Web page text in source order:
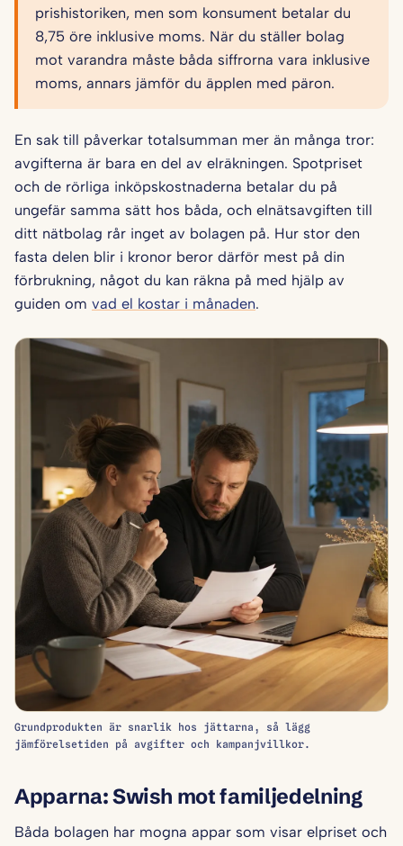
prishistoriken, men som konsument betalar du
8,75 öre inklusive moms. När du ställer bolag
mot varandra måste båda siffrorna vara inklusive
moms, annars jämför du äpplen med päron.
En sak till påverkar totalsumman mer än många tror:
avgifterna är bara en del av elräkningen. Spotpriset
och de rörliga inköpskostnaderna betalar du på
ungefär samma sätt hos båda, och elnätsavgiften till
ditt nätbolag rår inget av bolagen på. Hur stor den
fasta delen blir i kronor beror därför mest på din
förbrukning, något du kan räkna på med hjälp av
guiden om vad el kostar i månaden.
Grundprodukten är snarlik hos jättarna, så lägg
jämförelsetiden på avgifter och kampanjvillkor.
Apparna: Swish mot familjedelning
Båda bolagen har mogna appar som visar elpriset och